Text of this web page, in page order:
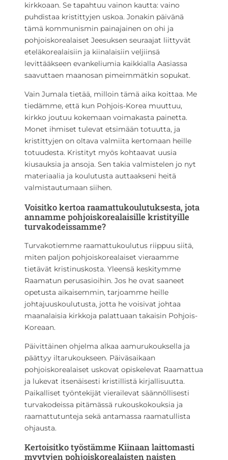
kirkkoaan. Se tapahtuu vainon kautta: vaino
puhdistaa kristittyjen uskoa. Jonakin päivänä
tämä kommunismin painajainen on ohi ja
pohjoiskorealaiset Jeesuksen seuraajat liittyvät
eteläkorealaisiin ja kiinalaisiin veljiinsä
levittääkseen evankeliumia kaikkialla Aasiassa
saavuttaen maanosan pimeimmätkin sopukat.
Vain Jumala tietää, milloin tämä aika koittaa. Me
tiedämme, että kun Pohjois-Korea muuttuu,
kirkko joutuu kokemaan voimakasta painetta.
Monet ihmiset tulevat etsimään totuutta, ja
kristittyjen on oltava valmiita kertomaan heille
totuudesta. Kristityt myös kohtaavat uusia
kiusauksia ja ansoja. Sen takia valmistelen jo nyt
materiaalia ja koulutusta auttaakseni heitä
valmistautumaan siihen.
Voisitko kertoa raamattukoulutuksesta, jota
annamme pohjoiskorealaisille kristityille
turvakodeissamme?
Turvakotiemme raamattukoulutus riippuu siitä,
miten paljon pohjoiskorealaiset vieraamme
tietävät kristinuskosta. Yleensä keskitymme
Raamatun perusasioihin. Jos he ovat saaneet
opetusta aikaisemmin, tarjoamme heille
johtajuuskoulutusta, jotta he voisivat johtaa
maanalaisia kirkkoja palattuaan takaisin Pohjois-
Koreaan.
Päivittäinen ohjelma alkaa aamurukouksella ja
päättyy iltarukoukseen. Päiväsaikaan
pohjoiskorealaiset uskovat opiskelevat Raamattua
ja lukevat itsenäisesti kristillistä kirjallisuutta.
Paikalliset työntekijät vierailevat säännöllisesti
turvakodeissa pitämässä rukouskokouksia ja
raamattutunteja sekä antamassa raamatullista
ohjausta.
Kertoisitko työstämme Kiinaan laittomasti
myytyjen pohjoiskorealaisten naisten